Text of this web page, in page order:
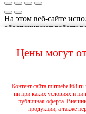
Цены могут
Контент сайта
ни при каких условиях и ни
публичная оферта.
продукции, а также
На этом веб-сайте
обеспечивают работу
персонализации
не хотите принимать
Продолжая навигацию
обработку, в т.ч. с
Яндекс.Метрика,
данных. А так же вы